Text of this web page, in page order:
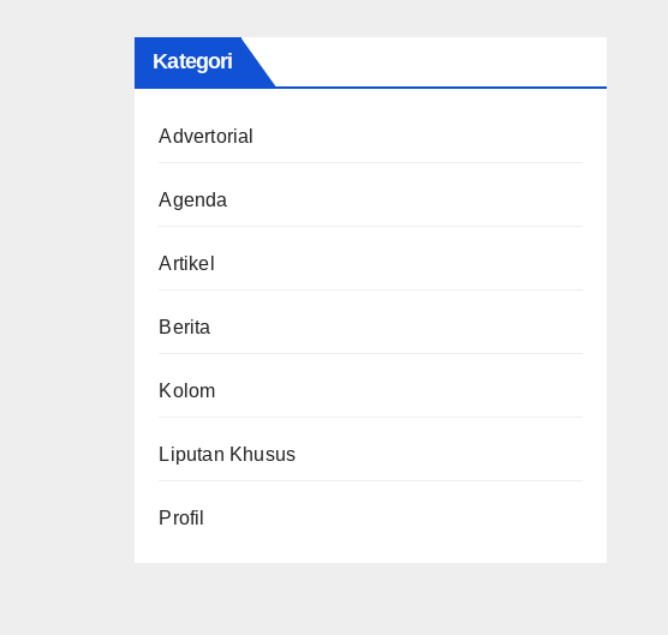
Kategori
Advertorial
Agenda
Artikel
Berita
Kolom
Liputan Khusus
Profil